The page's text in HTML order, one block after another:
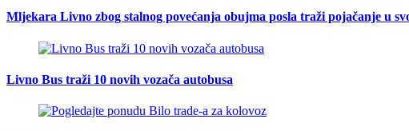
Mljekara Livno zbog stalnog povećanja obujma posla traži pojačanje u
Livno Bus traži 10 novih vozača autobusa